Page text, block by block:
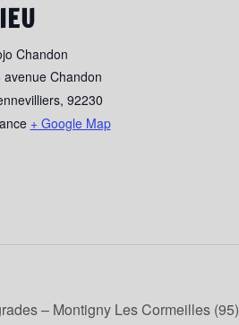
Chandon
avenue Chandon
, 92230
+ Google Map
– Montigny Les Cormeilles (95)